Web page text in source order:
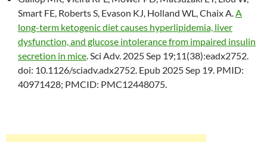
Smart FE, Roberts S, Evason KJ, Holland WL, Chaix A.A
long-term ketogenic diet causes hyperlipidemia, liver
dysfunction, and glucose intolerance from impaired insulin
secretion in mice. Sci Adv. 2025 Sep 19;11(38):eadx2752.
doi: 10.1126/sciadv.adx2752. Epub 2025 Sep 19. PMID:
40971428; PMCID: PMC12448075.